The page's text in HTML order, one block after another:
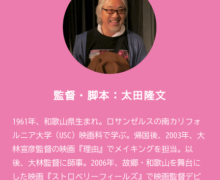
監督・脚本：太田隆文
1961年、和歌山県生まれ。ロサンゼルスの南カリフォ
ルニア大学（USC）映画科で学ぶ。帰国後、2003年、大
林宣彦監督の映画『理由』でメイキングを担当。以
後、大林監督に師事。2006年、故郷・和歌山を舞台に
した映画『ストロベリーフィールズ』で映画監督デビ